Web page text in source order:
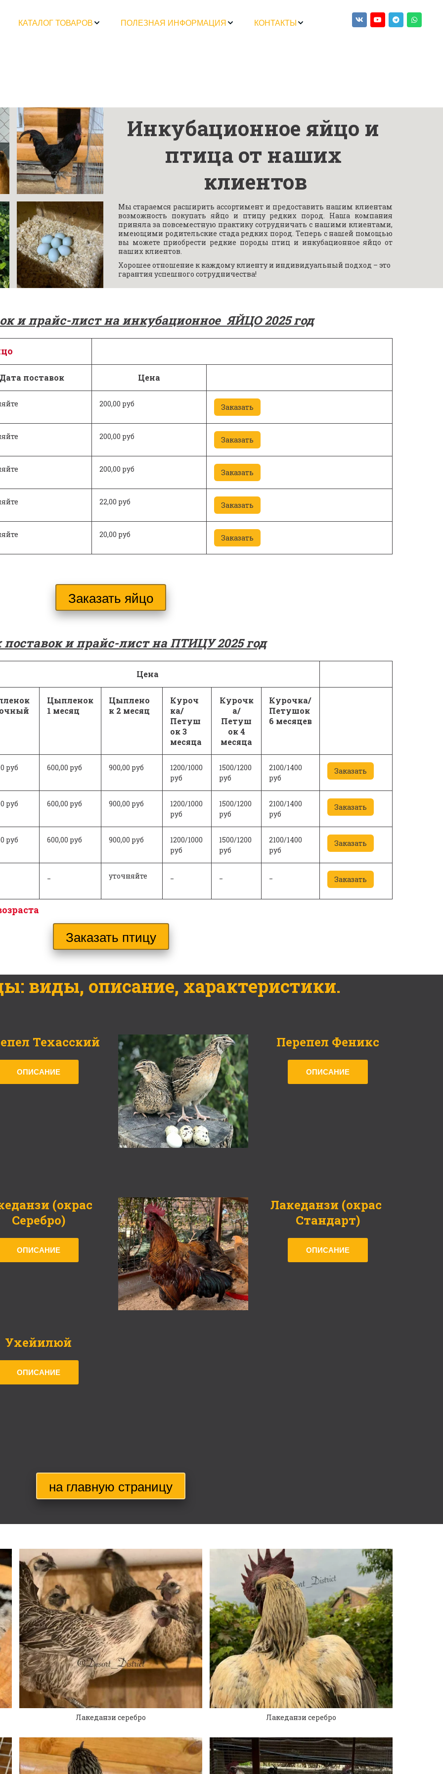
КАТАЛОГ ТОВАРОВ ПОЛЕЗНАЯ ИНФОРМАЦИЯ КОНТАКТЫ
Инкубационное яйцо и
птица от наших
клиентов
Мы стараемся расширить ассортимент и предоставить нашим клиентам
возможность покупать яйцо и птицу редких пород. Наша компания
приняла за повсеместную практику сотрудничать с нашими клиентами,
имеющими родительские стада редких пород. Теперь с нашей помощью
вы можете приобрести редкие породы птиц и инкубационное яйцо от
наших клиентов.
Хорошее отношение к каждому клиенту и индивидуальный подход – это
гарантия успешного сотрудничества!
и прайс-лист на инкубационное  ЯЙЦО 2025 год
Дата поставок Цена
200,00 руб Заказать
200,00 руб Заказать
200,00 руб Заказать
22,00 руб Заказать
20,00 руб Заказать
Заказать яйцо
и прайс-лист на ПТИЦУ 2025 год
Цена
Цыпленок
1 месяц
Цыплено
к 2 месяц
Куроч
ка/
Петуш
ок 3
месяца
Курочк
а/
Петуш
ок 4
месяца
Курочка/
Петушок
6 месяцев
руб 600,00 руб 900,00 руб
1200/1000
руб
1500/1200
руб
2100/1400
руб
Заказать
руб 600,00 руб 900,00 руб
1200/1000
руб
1500/1200
руб
2100/1400
руб
Заказать
руб 600,00 руб 900,00 руб
1200/1000
руб
1500/1200
руб
2100/1400
руб
Заказать
уточняйте Заказать
Заказать птицу
виды, описание, характеристики.
Техасский
ОПИСАНИЕ
Перепел Феникс
ОПИСАНИЕ
(окрас
Серебро)
ОПИСАНИЕ
Лакеданзи (окрас
Стандарт)
ОПИСАНИЕ
Ухейилюй
ОПИСАНИЕ
на главную страницу
Лакеданзи серебро Лакеданзи серебро